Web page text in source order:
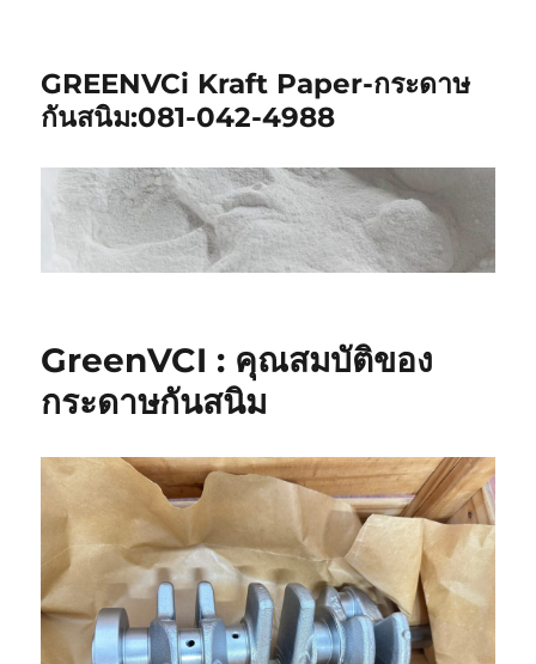
GREENVCi Kraft Paper-กระดาษ
กันสนิม:081-042-4988
GreenVCI : คุณสมบัติของ
กระดาษกันสนิม